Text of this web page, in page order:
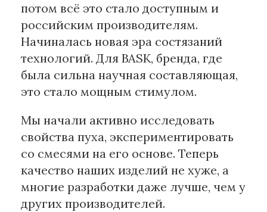
потом всё это стало доступным и
российским производителям.
Начиналась новая эра состязаний
технологий. Для BASK, бренда, где
была сильна научная составляющая,
это стало мощным стимулом.
Мы начали активно исследовать
свойства пуха, экспериментировать
со смесями на его основе. Теперь
качество наших изделий не хуже, а
многие разработки даже лучше, чем у
других производителей.